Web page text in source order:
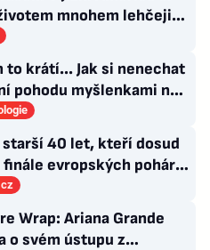
mnohem lehčeji,
to krátí... Jak si nenechat
pohodu myšlenkami na
starší 40 let, kteří dosud
evropských pohárů.
ze hřiště jako
Wrap: Ariana Grande
o svém ústupu z